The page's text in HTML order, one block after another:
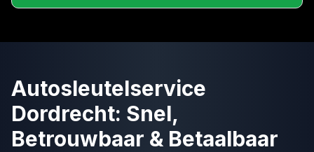
Autosleutelservice
Dordrecht: Snel,
Betrouwbaar & Betaalbaar